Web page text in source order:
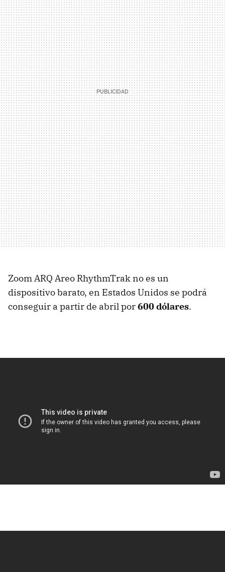
Zoom ARQ Areo RhythmTrak no es un
dispositivo barato, en Estados Unidos se podrá
conseguir a partir de abril por600 dólares.